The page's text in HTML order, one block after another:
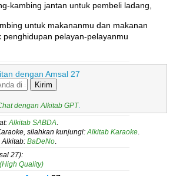
kambing jantan untuk pembeli ladang,
untuk makananmu dan makanan
penghidupan pelayan-pelayanmu
dengan Amsal 27
Kirim
dengan Alkitab GPT.
Alkitab SABDA
silahkan kunjungi: Alkitab Karaoke
Alkitab: BaDeNo
27):
Quality)